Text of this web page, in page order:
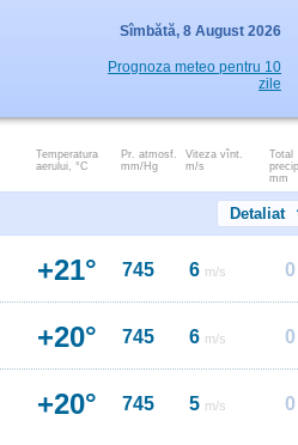
Sîmbătă, 8 August 2026
Prognoza meteo pentru 10
zile
Temperatura
aerului, °C
Pr. atmosf.
mm/Hg
Viteza vînt.
m/s
Total
mm
Detaliat
+21° 745 6 m/s 0
+20° 745 6 m/s 0
+20° 745 5 m/s 0